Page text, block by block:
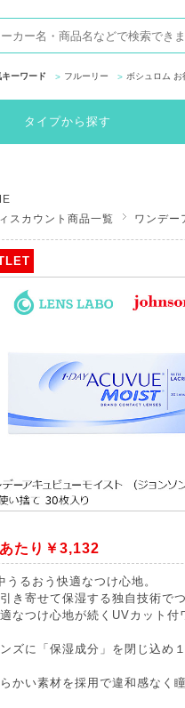
キーワード フルーリー ボシュロム お
タイプから探す
スカウント商品一覧
ワンデー
たり￥3,132
うるおう快適なつけ心地。
き寄せて保湿する独自技術で
なつけ心地が続くUVカット付
ンズに「保湿成分」を閉じ込め
らかい素材を採用で違和感なく